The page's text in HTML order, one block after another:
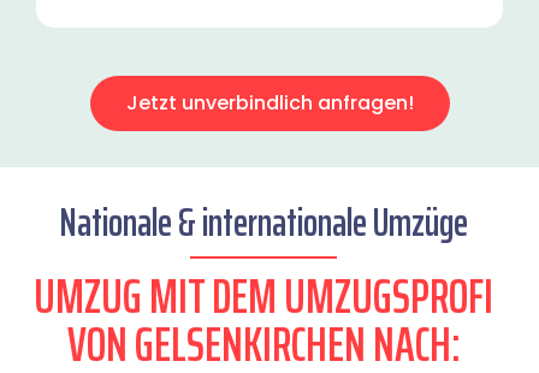
Jetzt unverbindlich anfragen!
Nationale & internationale Umzüge
UMZUG MIT DEM UMZUGSPROFI
VON GELSENKIRCHEN NACH: